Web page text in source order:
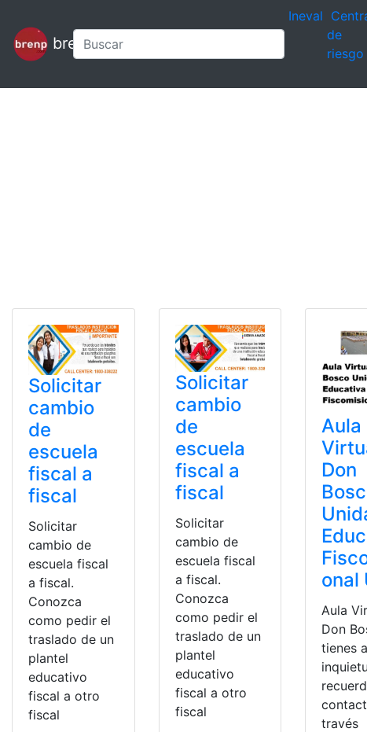
brenp
Ineval
de
riesgo
Solicitar
cambio
de
escuela
fiscal a
fiscal
Solicitar
cambio de
escuela fiscal
a fiscal.
Conozca
como pedir el
traslado de un
plantel
educativo
fiscal a otro
fiscal
Solicitar
cambio
de
escuela
fiscal a
fiscal
Solicitar
cambio de
escuela fiscal
a fiscal.
Conozca
como pedir el
traslado de un
plantel
educativo
fiscal a otro
fiscal
Aula
Don
onal
Aula
Don
tienes
través